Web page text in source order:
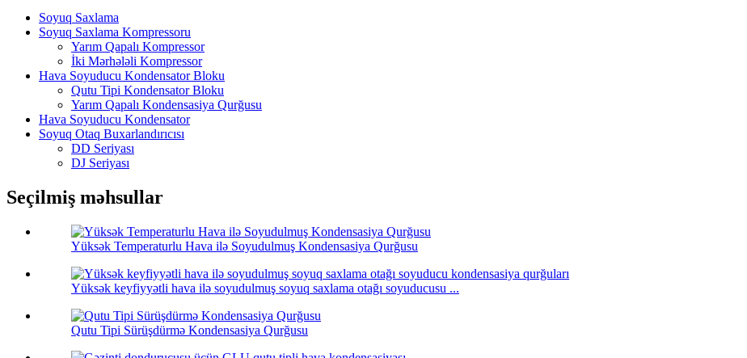
Soyuq Saxlama
Soyuq Saxlama Kompressoru
Yarım Qapalı Kompressor
İki Mərhələli Kompressor
Hava Soyuducu Kondensator Bloku
Qutu Tipi Kondensator Bloku
Yarım Qapalı Kondensasiya Qurğusu
Hava Soyuducu Kondensator
Soyuq Otaq Buxarlandırıcısı
DD Seriyası
DJ Seriyası
Seçilmiş məhsullar
Yüksək Temperaturlu Hava ilə Soyudulmuş Kondensasiya Qurğusu
Yüksək keyfiyyətli hava ilə soyudulmuş soyuq saxlama otağı soyuducusu ...
Qutu Tipi Sürüşdürmə Kondensasiya Qurğusu